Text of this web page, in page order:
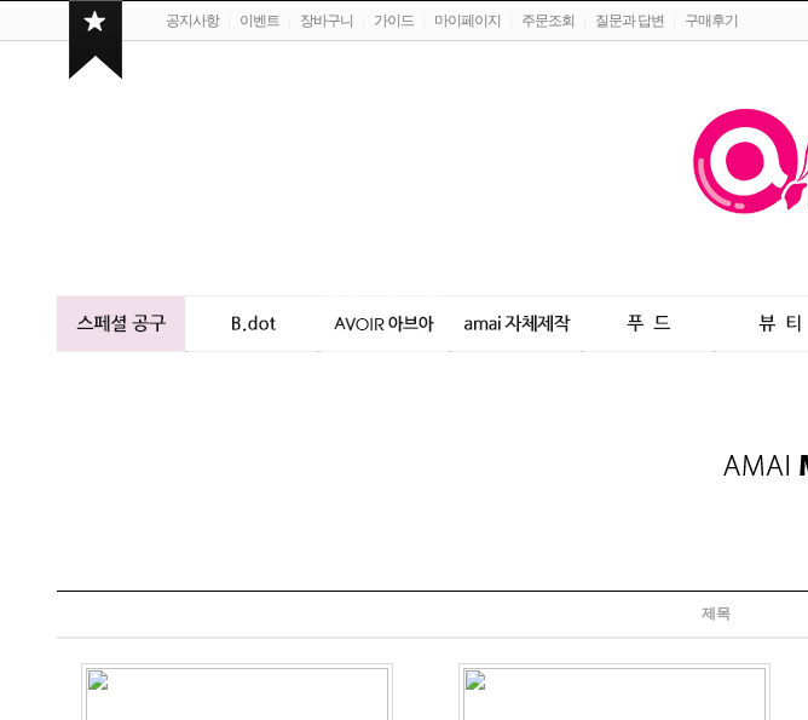
공지사항 이벤트 장바구니 가이드 마이페이지 주문조회 질문과 답변 구매후기
제목